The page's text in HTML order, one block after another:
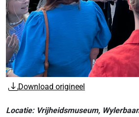
Download origineel
Locatie: Vrijheidsmuseum,